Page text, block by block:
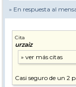
» En respuesta al
Cita
urzaiz
Casi seguro de un 2